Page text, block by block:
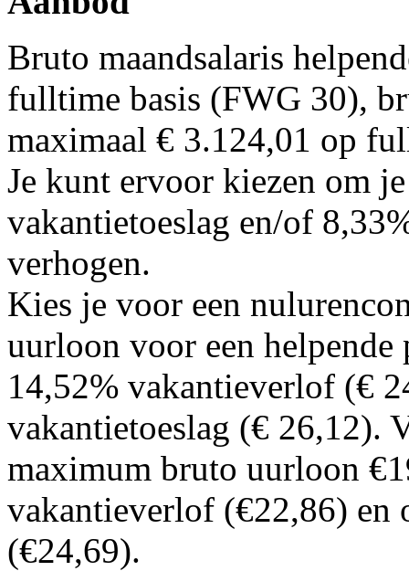
Bruto maandsalaris
fulltime basis (FWG 30),
maximaal € 3.124,01 op
Je kunt ervoor kiezen om
vakantietoeslag en/of
verhogen.
Kies je voor een
uurloon voor een
14,52% vakantieverlof (€
vakantietoeslag (€ 26,12).
maximum bruto uurloon
vakantieverlof (€22,86) en
(€24,69).